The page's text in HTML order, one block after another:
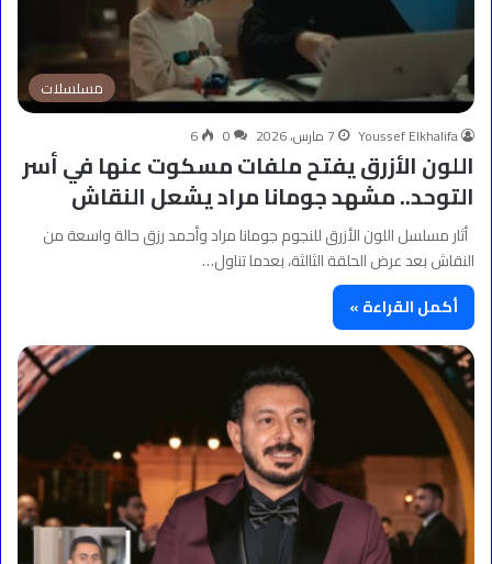
مسلسلات
Youssef Elkhalifa 7 مارس، 2026 0
6
اللون الأزرق يفتح ملفات مسكوت عنها في أسر
التوحد.. مشهد جومانا مراد يشعل النقاش
أثار مسلسل اللون الأزرق للنجوم جومانا مراد وأحمد رزق حالة واسعة من
النقاش بعد عرض الحلقة الثالثة، بعدما تناول…
أكمل القراءة »